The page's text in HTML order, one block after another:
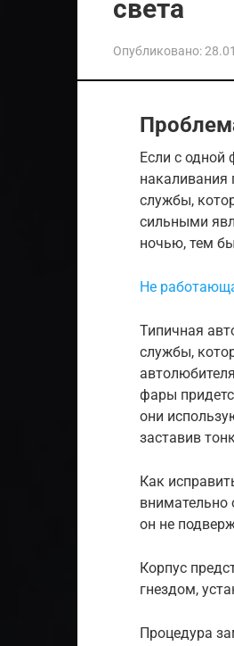
света
Опубликовано:
Если с одной
накаливания
службы,
сильными
ночью, тем
Не
Типичная
службы,
фары
они
заставив
Как
внимательно
он не
Корпус
гнездом,
Процедура